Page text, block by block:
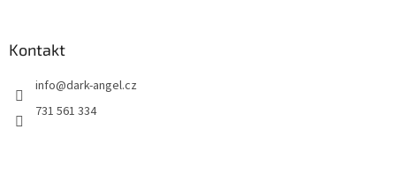
Kontakt
info@dark-angel.cz
731 561 334